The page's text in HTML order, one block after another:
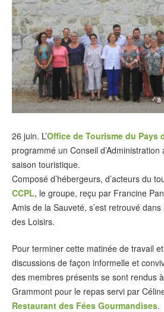
Agenda 2026
Contact
26 juin. L’Office de Tourisme du Pays
programmé un Conseil
saison touristique.
Composé d’hébergeurs, d’acteurs du
CCPL, le groupe, reçu par Francine
Amis de la Sauveté, s’est retrouvé
des Loisirs.
Pour terminer cette matinée de travail
discussions de façon informelle et
des membres présents se sont rendus
Grammont pour le repas servi par
Restaurant des Fées Gourmandises.